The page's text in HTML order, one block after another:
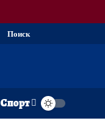
Поиск
Спорт